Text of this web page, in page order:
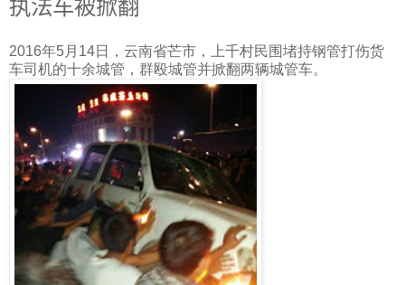
执法车被掀翻
2016年5月 14日，云南省芒市，上千村民围堵持钢管打伤货
车司机的十余城管，群殴城管并掀翻两辆城管车。